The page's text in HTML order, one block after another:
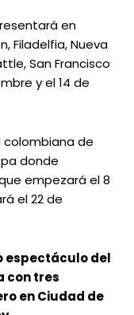
en
Filadelfia, Nueva
San Francisco
y el 14 de
colombiana de
donde
empezará el 8
el 22 de
espectáculo del
con tres
en Ciudad de